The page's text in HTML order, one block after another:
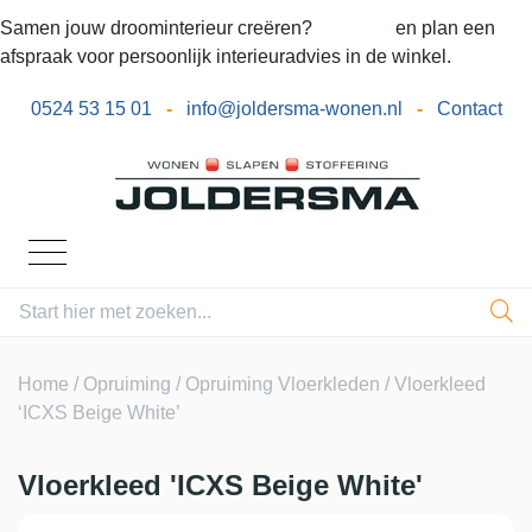
Samen jouw droominterieur creëren?
en plan een
afspraak voor persoonlijk interieuradvies in de winkel.
0524 53 15 01 - info@joldersma-wonen.nl - Contact
Home / Opruiming / Opruiming Vloerkleden / Vloerkleed
‘ICXS Beige White’
Vloerkleed 'ICXS Beige White'